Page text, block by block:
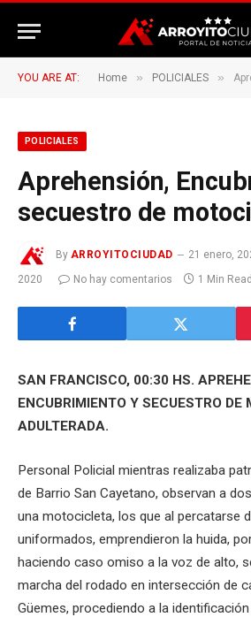
YOU ARE AT: Home » POLICIALES »
POLICIALES
Aprehensión,
secuestro de
By ARROYITOCIUDAD 21 enero,
2020
No hay comentarios 1 Min Read
SAN FRANCISCO, 00:30 HS.
ENCUBRIMIENTO Y SECUESTRO DE
ADULTERADA.
Personal Policial mientras realizaba
de Barrio San Cayetano, observan a
una motocicleta, los que al percatarse
uniformados, emprendieron la huida,
haciendo caso omiso a la voz de alto,
marcha del rodado en intersección de
Güemes, procediendo a la